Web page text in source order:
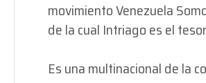
movimiento Venezuela
de la cual Intriago es el
Es una multinacional de la